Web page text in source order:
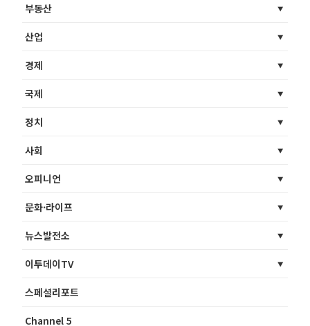
부동산
산업
경제
국제
정치
사회
오피니언
문화·라이프
뉴스발전소
이투데이TV
스페셜리포트
Channel 5